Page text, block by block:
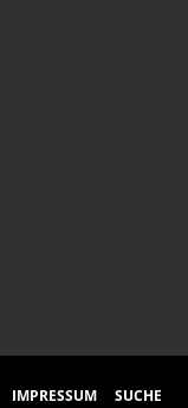
IMPRESSUM SUCHE